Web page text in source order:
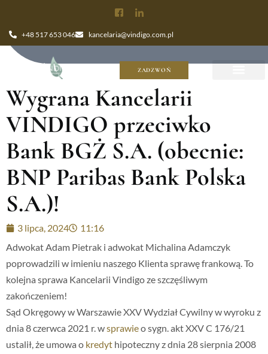
+48 517 653 046 kancelaria@vindigo.com.pl
ZADZWOŃ
Wygrana Kancelarii
VINDIGO przeciwko
Bank BGŻ S.A. (obecnie:
BNP Paribas Bank Polska
S.A.)!
3 lipca, 2024
11:16
Adwokat Adam Pietrak i adwokat Michalina Adamczyk
poprowadzili w imieniu naszego Klienta sprawę frankową. To
kolejna sprawa Kancelarii Vindigo ze szczęśliwym
zakończeniem!
Sąd Okręgowy w Warszawie XXV Wydział Cywilny w wyroku z
dnia 8 czerwca 2021 r. wsprawieo sygn. akt XXV C 176/21
ustalił, że umowa o kredyt hipoteczny z dnia 28 sierpnia 2008